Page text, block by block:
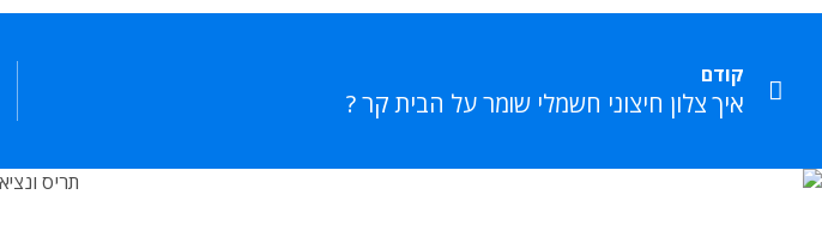
קודם
איך צלון חיצוני חשמלי שומר על הבית קר ?